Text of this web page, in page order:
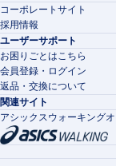
コーポレートサイト
採用情報
ユーザーサポート
お困りごとはこちら
会員登録・ログイン
返品・交換について
関連サイト
アシックスウォーキング